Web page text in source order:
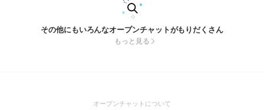
その他にもいろんなオープンチャットがもりだくさん
もっと見る
オープンチャットについて